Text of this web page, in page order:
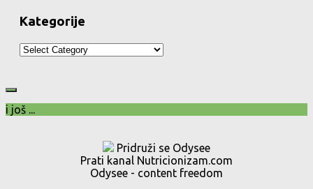
Kategorije
Kategorije
i još ...
Pridruži se Odysee
Prati kanal Nutricionizam.com
Odysee - content freedom